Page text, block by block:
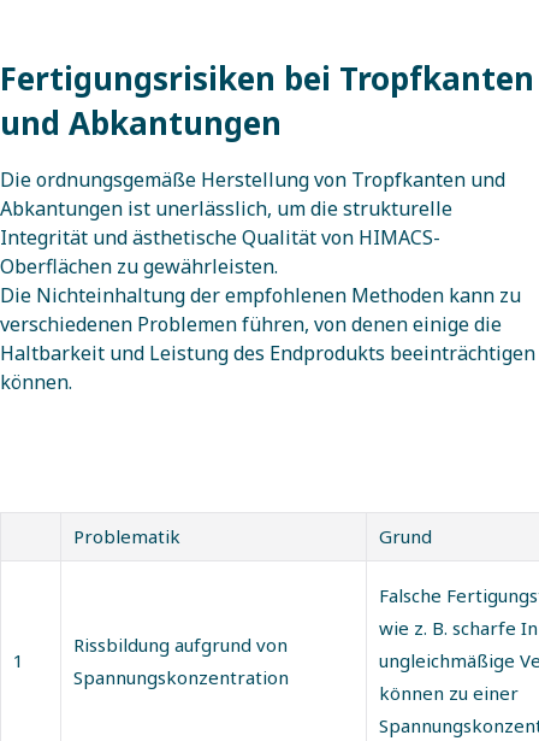
Fertigungsrisiken bei Tropfkanten
und Abkantungen
Die ordnungsgemäße Herstellung von Tropfkanten und
Abkantungen ist unerlässlich, um die strukturelle
Integrität und ästhetische Qualität von HIMACS-
Oberflächen zu gewährleisten.
Die Nichteinhaltung der empfohlenen Methoden kann zu
verschiedenen Problemen führen, von denen einige die
Haltbarkeit und Leistung des Endprodukts beeinträchtigen
können.
Problematik Grund
1
Rissbildung aufgrund von
Spannungskonzentration
Falsche
wie z. B. scharfe
ungleichmäßige
können zu einer